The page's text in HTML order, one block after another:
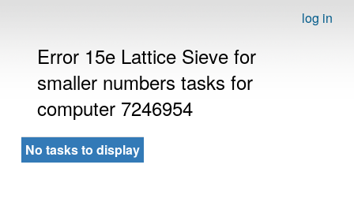
log in
Error 15e Lattice Sieve for
smaller numbers tasks for
computer 7246954
No tasks to display